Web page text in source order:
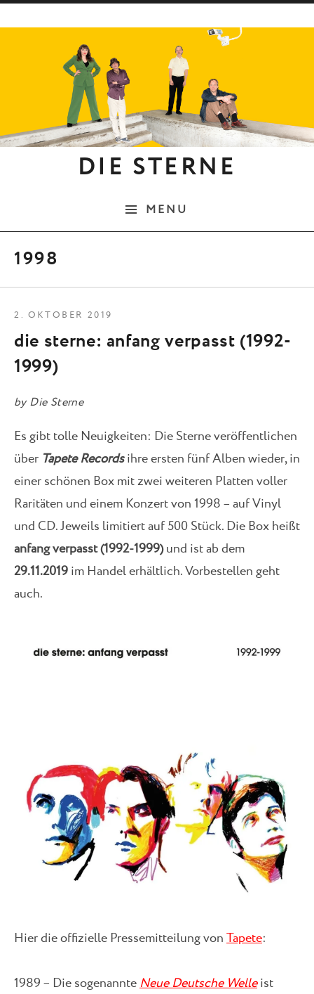
DIE STERNE
MENU
1998
die sterne: anfang verpasst (1992-
1999)
by Die Sterne
2. OKTOBER 2019
Es gibt tolle Neuigkeiten: Die Sterne veröffentlichen
über Tapete Recordsihre ersten fünf Alben wieder, in
einer schönen Box mit zwei weiteren Platten voller
Raritäten und einem Konzert von 1998 – auf Vinyl
und CD. Jeweils limitiert auf 500 Stück. Die Box heißt
anfang verpasst (1992-1999)und ist ab dem
29.11.2019im Handel erhältlich. Vorbestellen geht
auch.
Hier die offizielle Pressemitteilung vonTapete:
1989 – Die sogenannteNeue Deutsche Welleist